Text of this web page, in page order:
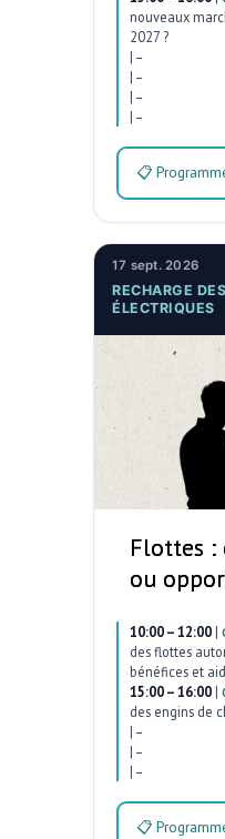
nouveaux
2027 ?
| –
| –
| –
| –
📋
17 sept. 2026
RECHARGE
ÉLECTRIQUES
Flottes
ou
10:00 – 12:00 |
des flottes
bénéfices et
15:00 – 16:00 |
des engins de
| –
| –
| –
📋